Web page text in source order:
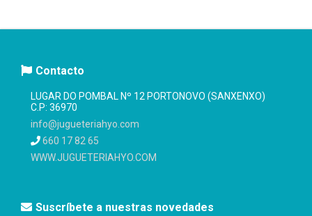
Contacto
LUGAR DO POMBAL Nº 12 PORTONOVO (SANXENXO)
C.P: 36970
info@jugueteriahyo.com
660 17 82 65
WWW.JUGUETERIAHYO.COM
Suscríbete a nuestras novedades